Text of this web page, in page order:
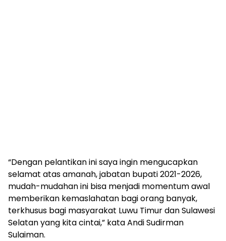
“Dengan pelantikan ini saya ingin mengucapkan
selamat atas amanah, jabatan bupati 2021-2026,
mudah-mudahan ini bisa menjadi momentum awal
memberikan kemaslahatan bagi orang banyak,
terkhusus bagi masyarakat Luwu Timur dan Sulawesi
Selatan yang kita cintai,” kata Andi Sudirman
Sulaiman.